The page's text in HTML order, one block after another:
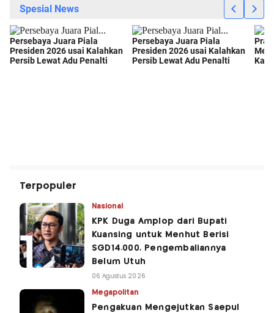
Terpopuler
Nasional
KPK Duga Amplop dari Bupati
Kuansing untuk Menhut Berisi
SGD14.000, Pengembaliannya
Belum Utuh
06 Agustus 2026
Megapolitan
Pengakuan Mengejutkan Saepul